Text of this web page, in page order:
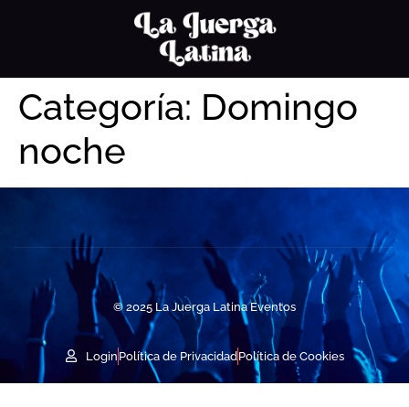
Categoría: Domingo
noche
© 2025 La Juerga Latina Eventos
Login Política de PrivacidadPolítica de Cookies